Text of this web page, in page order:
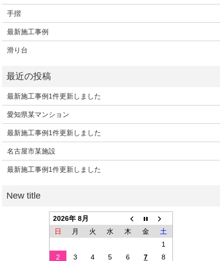
手摺
最新施工事例
滑り台
最新施工事例1件更新しました
愛知県某マンション
最新施工事例1件更新しました
名古屋市某施設
最新施工事例1件更新しました
2026年 8月
日
月 火 水 木 金
土
1
2
3 4 5 6 7
8